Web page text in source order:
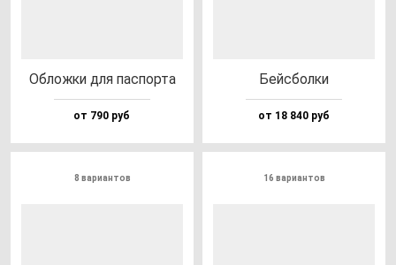
Облож­ки для пас­пор­та
от 790 руб
Бей­сбол­ки
от 18 840 руб
8 вариантов 16 вариантов